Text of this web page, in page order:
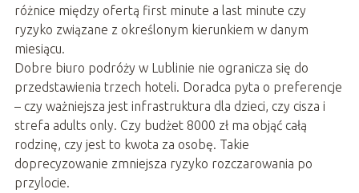
różnice między ofertą first minute a last minute czy
ryzyko związane z określonym kierunkiem w danym
miesiącu.
Dobre biuro podróży w Lublinie nie ogranicza się do
przedstawienia trzech hoteli. Doradca pyta o preferencje
– czy ważniejsza jest infrastruktura dla dzieci, czy cisza i
strefa adults only. Czy budżet 8000 zł ma objąć całą
rodzinę, czy jest to kwota za osobę. Takie
doprecyzowanie zmniejsza ryzyko rozczarowania po
przylocie.